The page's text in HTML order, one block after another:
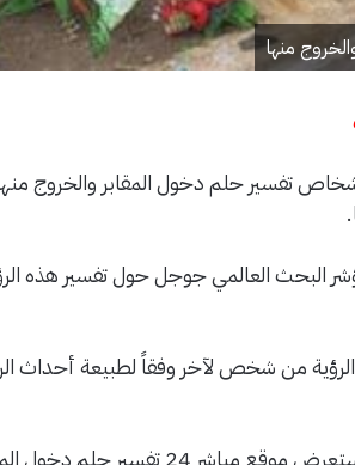
منها
تفسير حلم دخول المقابر والخروج
البحث العالمي جوجل حول تفسير هذه
من شخص لآخر وفقاً لطبيعة أحداث
حلم دخول المقابر والخروج منها.